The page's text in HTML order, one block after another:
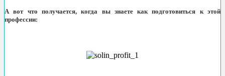
А вот что получается, когда вы знаете как подготовиться к этой
профессии: